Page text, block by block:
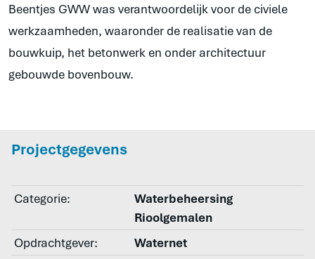
Beentjes GWW was verantwoordelijk voor de civiele
werkzaamheden, waaronder de realisatie van de
bouwkuip, het betonwerk en onder architectuur
gebouwde bovenbouw.
Projectgegevens
Categorie:
Waterbeheersing
Rioolgemalen
Opdrachtgever:
Waternet